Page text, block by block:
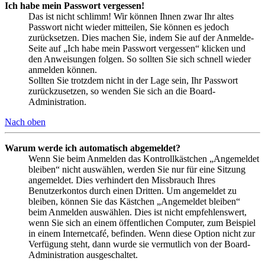
Ich habe mein Passwort vergessen!
Das ist nicht schlimm! Wir können Ihnen zwar Ihr altes
Passwort nicht wieder mitteilen, Sie können es jedoch
zurücksetzen. Dies machen Sie, indem Sie auf der Anmelde-
Seite auf „Ich habe mein Passwort vergessen“ klicken und
den Anweisungen folgen. So sollten Sie sich schnell wieder
anmelden können.
Sollten Sie trotzdem nicht in der Lage sein, Ihr Passwort
zurückzusetzen, so wenden Sie sich an die Board-
Administration.
Nach oben
Warum werde ich automatisch abgemeldet?
Wenn Sie beim Anmelden das Kontrollkästchen „Angemeldet
bleiben“ nicht auswählen, werden Sie nur für eine Sitzung
angemeldet. Dies verhindert den Missbrauch Ihres
Benutzerkontos durch einen Dritten. Um angemeldet zu
bleiben, können Sie das Kästchen „Angemeldet bleiben“
beim Anmelden auswählen. Dies ist nicht empfehlenswert,
wenn Sie sich an einem öffentlichen Computer, zum Beispiel
in einem Internetcafé, befinden. Wenn diese Option nicht zur
Verfügung steht, dann wurde sie vermutlich von der Board-
Administration ausgeschaltet.